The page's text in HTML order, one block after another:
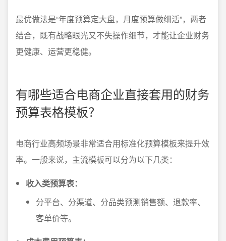
最优做法是“年度预算定大盘，月度预算做细活”，两者
结合，既有战略眼光又不失操作细节，才能让企业财务
更健康、运营更稳健。
有哪些适合电商企业直接套用的财务
预算表格模板？
电商行业高频场景非常适合用标准化预算模板来提升效
率。一般来说，主流模板可以分为以下几类：
收入类预算表：
分平台、分渠道、分品类预测销售额、退款率、
客单价等。